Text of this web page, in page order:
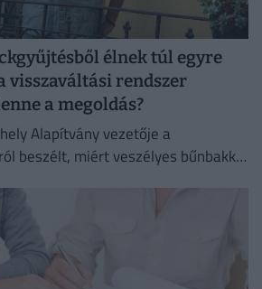
élnek túl egyre
visszaváltási rendszer
a megoldás?
Alapítvány vezetője a
beszélt, miért veszélyes bűnbakká